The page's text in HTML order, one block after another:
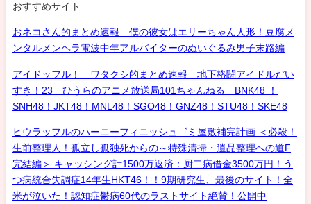
おすすめサイト
おネコさん的まとめ速報 僕の彼女はエリーちゃん人形！豆腐メ
ンタルメンヘラ電波中年アルバイターのぬいぐるみ男子末路編
アイドッフル！ ワタクシ的まとめ速報 地下格闘アイドルだい
すき！23 ひうらのアニメ放送局101ちゃんねる BNK48 ！
SNH48！JKT48！MNL48！SGO48！GNZ48！STU48！SKE48
ヒウラッフルのハーニーフィニッシュゴミ屋敷補完計画 ＜必殺！
生前整理人！孤立し孤独死からの～特殊清掃・遺品整理への道F
完結編＞ キャッシング計1500万返済：厨二病借金3500万円！う
つ病統合失調症14年生HKT46！！9期研究生、最後のサイト！全
米が泣いた！認知症鬱病60代のラストサイト絶賛！公開中